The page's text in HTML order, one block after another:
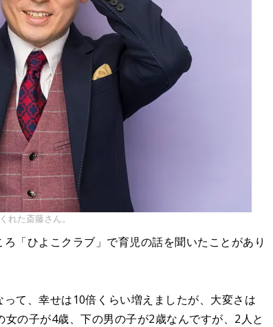
れた斎藤さん。
「ひよこクラブ」で育児の話を聞いたことがあり
て、幸せは10倍くらい増えましたが、大変さは
の子が4歳、下の男の子が2歳なんですが、2人と